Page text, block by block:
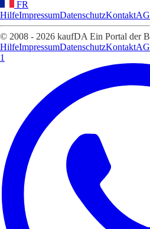
FR
HilfeImpressumDatenschutzKontakt
© 2008 - 2026 kaufDA Ein Portal der
HilfeImpressumDatenschutzKontakt
1